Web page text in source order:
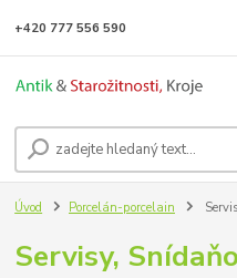
+420 777 556 590
Úvod Porcelán-porcelain
Servisy,